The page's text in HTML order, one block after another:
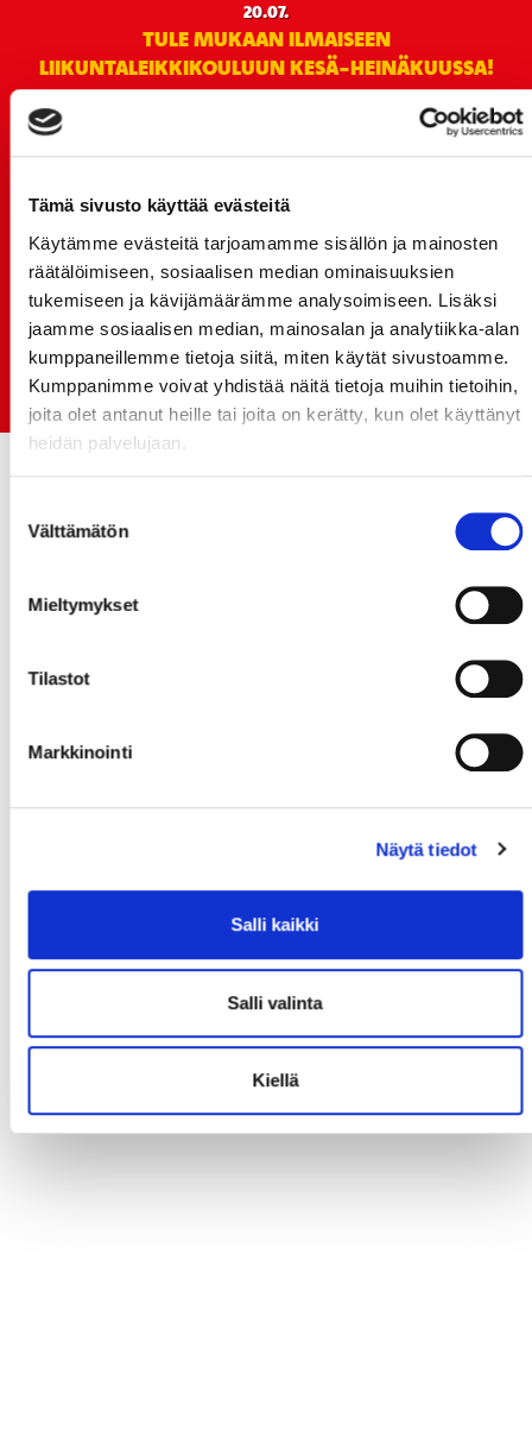
Tämä sivusto käyttää evästeitä
Käytämme evästeitä tarjoamamme sisällön ja mainosten
räätälöimiseen, sosiaalisen median ominaisuuksien
tukemiseen ja kävijämäärämme analysoimiseen. Lisäksi
jaamme sosiaalisen median, mainosalan ja analytiikka-alan
kumppaneillemme tietoja siitä, miten käytät sivustoamme.
Kumppanimme voivat yhdistää näitä tietoja muihin tietoihin,
joita olet antanut heille tai joita on kerätty, kun olet käyttänyt
heidän palvelujaan.
valinta
Välttämätön
Mieltymykset
Tilastot
Markkinointi
Näytä tiedot
Salli kaikki
Salli valinta
Kiellä
20.07.
TULE MUKAAN ILMAISEEN
LIIKUNTALEIKKIKOULUUN KESÄ-HEINÄKUUSSA!
SPORT-ÄSSÄT JA KOKO JOUKKUEEN MEET&GREET
TO 13.8. - LIPUT NYT MYYNNISSÄ
15.07.
Rinta-Joupin Autoliike jatkaa Sportin
pääyhteistyökumppanina Superkaudella – jatkoa
monikymmenvuotiselle yhteistyölle
06.07.
Early Bird-lippupaketit nyt myynnissä! - näe
Jokerit-matsi ja useat muut